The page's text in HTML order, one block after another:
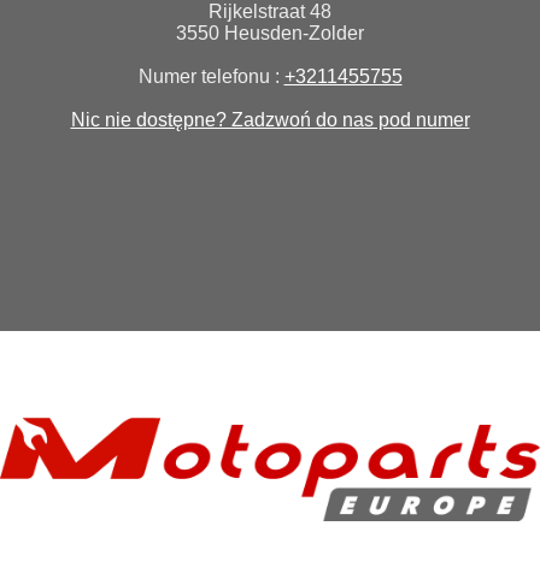
Rijkelstraat 48
3550 Heusden-Zolder
Numer telefonu : +3211455755
Nic nie dostępne? Zadzwoń do nas pod numer